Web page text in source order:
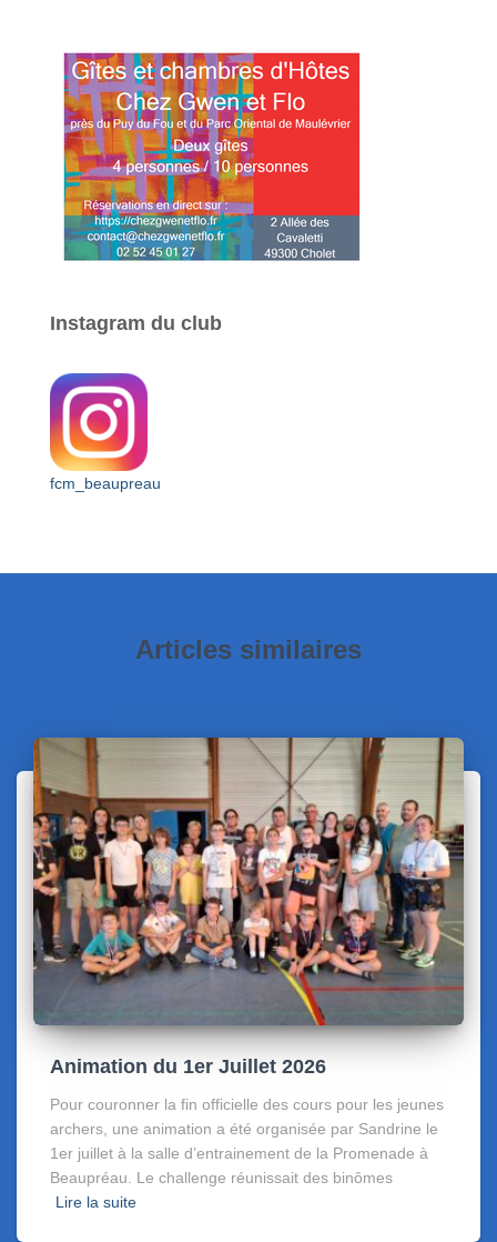
Instagram du club
fcm_beaupreau
Articles similaires
Animation du 1er Juillet 2026
Pour couronner la fin officielle des cours pour les jeunes
archers, une animation a été organisée par Sandrine le
1er juillet à la salle d’entrainement de la Promenade à
Beaupréau. Le challenge réunissait des binômes
Lire la suite